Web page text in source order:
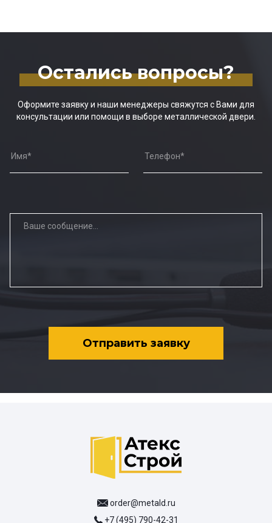
Остались вопросы?
Оформите заявку и наши менеджеры свяжутся с Вами для
консультации или помощи в выборе металлической двери.
Отправить заявку
order@metald.ru
+7 (495) 790-42-31